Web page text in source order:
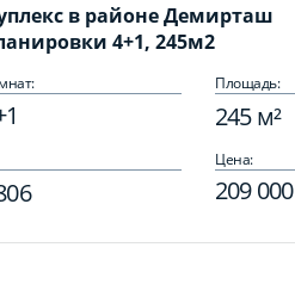
в районе Демирташ
4+1, 245м2
Площадь:
245 м²
Цена:
209 000